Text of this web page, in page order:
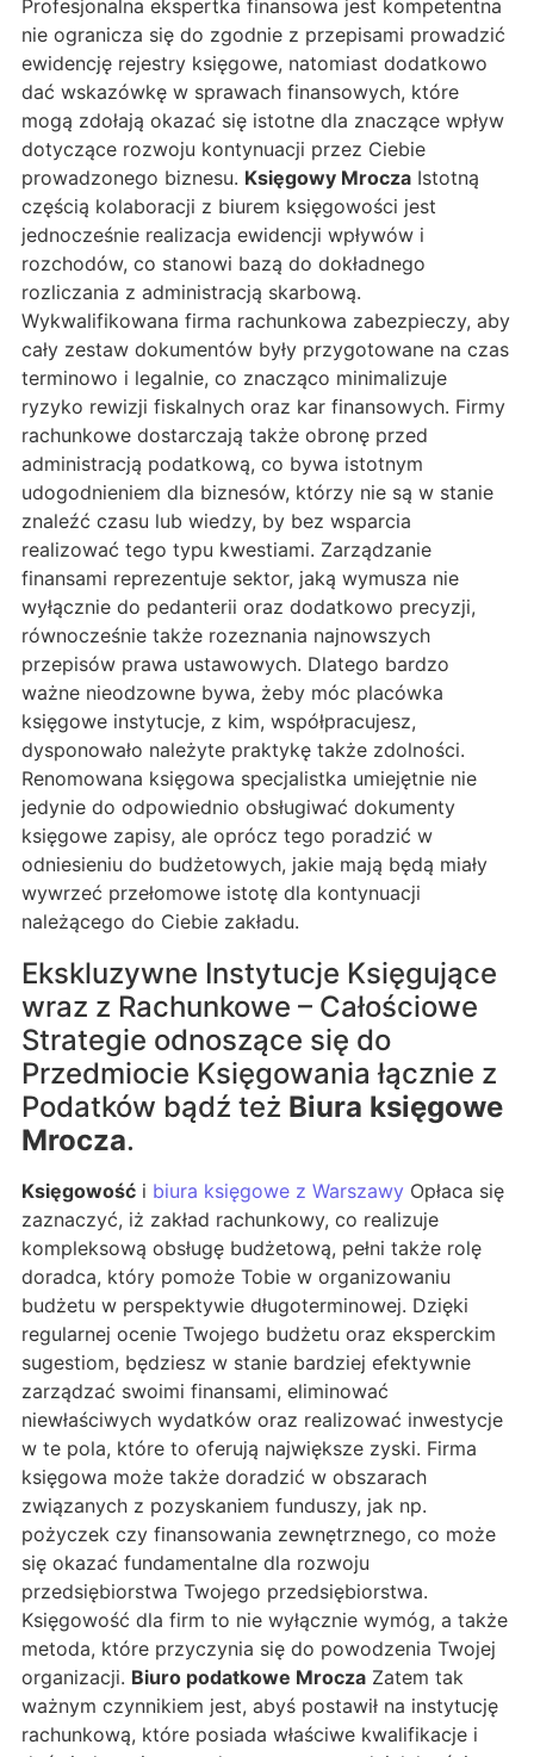
Profesjonalna ekspertka finansowa jest kompetentna
nie ogranicza się do zgodnie z przepisami prowadzić
ewidencję rejestry księgowe, natomiast dodatkowo
dać wskazówkę w sprawach finansowych, które
mogą zdołają okazać się istotne dla znaczące wpływ
dotyczące rozwoju kontynuacji przez Ciebie
prowadzonego biznesu. Księgowy Mrocza Istotną
częścią kolaboracji z biurem księgowości jest
jednocześnie realizacja ewidencji wpływów i
rozchodów, co stanowi bazą do dokładnego
rozliczania z administracją skarbową.
Wykwalifikowana firma rachunkowa zabezpieczy, aby
cały zestaw dokumentów były przygotowane na czas
terminowo i legalnie, co znacząco minimalizuje
ryzyko rewizji fiskalnych oraz kar finansowych. Firmy
rachunkowe dostarczają także obronę przed
administracją podatkową, co bywa istotnym
udogodnieniem dla biznesów, którzy nie są w stanie
znaleźć czasu lub wiedzy, by bez wsparcia
realizować tego typu kwestiami. Zarządzanie
finansami reprezentuje sektor, jaką wymusza nie
wyłącznie do pedanterii oraz dodatkowo precyzji,
równocześnie także rozeznania najnowszych
przepisów prawa ustawowych. Dlatego bardzo
ważne nieodzowne bywa, żeby móc placówka
księgowe instytucje, z kim, współpracujesz,
dysponowało należyte praktykę także zdolności.
Renomowana księgowa specjalistka umiejętnie nie
jedynie do odpowiednio obsługiwać dokumenty
księgowe zapisy, ale oprócz tego poradzić w
odniesieniu do budżetowych, jakie mają będą miały
wywrzeć przełomowe istotę dla kontynuacji
należącego do Ciebie zakładu.
Ekskluzywne Instytucje Księgujące
wraz z Rachunkowe – Całościowe
Strategie odnoszące się do
Przedmiocie Księgowania łącznie z
Podatków bądź też Biura księgowe
Mrocza.
Księgowość i biura księgowe z Warszawy Opłaca się
zaznaczyć, iż zakład rachunkowy, co realizuje
kompleksową obsługę budżetową, pełni także rolę
doradca, który pomoże Tobie w organizowaniu
budżetu w perspektywie długoterminowej. Dzięki
regularnej ocenie Twojego budżetu oraz eksperckim
sugestiom, będziesz w stanie bardziej efektywnie
zarządzać swoimi finansami, eliminować
niewłaściwych wydatków oraz realizować inwestycje
w te pola, które to oferują największe zyski. Firma
księgowa może także doradzić w obszarach
związanych z pozyskaniem funduszy, jak np.
pożyczek czy finansowania zewnętrznego, co może
się okazać fundamentalne dla rozwoju
przedsiębiorstwa Twojego przedsiębiorstwa.
Księgowość dla firm to nie wyłącznie wymóg, a także
metoda, które przyczynia się do powodzenia Twojej
organizacji. Biuro podatkowe Mrocza Zatem tak
ważnym czynnikiem jest, abyś postawił na instytucję
rachunkową, które posiada właściwe kwalifikacje i